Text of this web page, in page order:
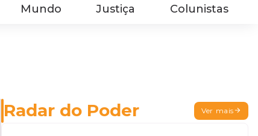
Mundo Justiça Colunistas
Radar do Poder Ver mais